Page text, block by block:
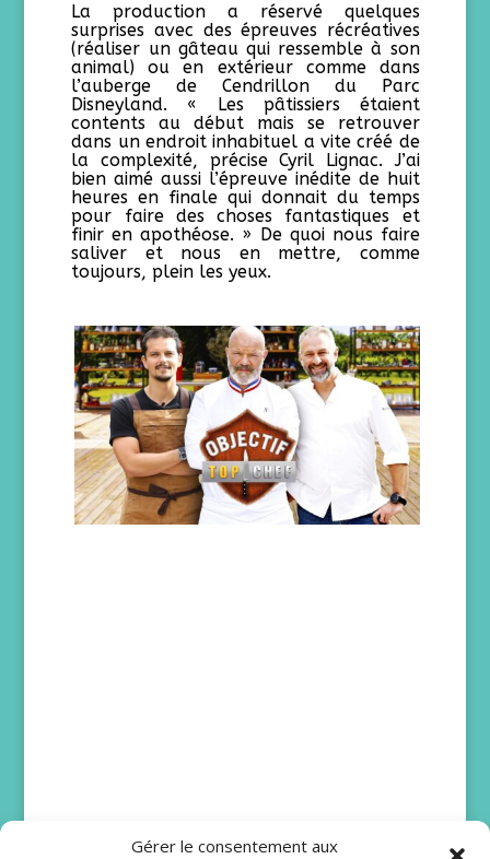
Gérer le consentement aux
La production a réservé quelques
surprises avec des épreuves récréatives
(réaliser un gâteau qui ressemble à son
animal) ou en extérieur comme dans
l’auberge de Cendrillon du Parc
Disneyland. « Les pâtissiers étaient
contents au début mais se retrouver
dans un endroit inhabituel a vite créé de
la complexité, précise Cyril Lignac. J’ai
bien aimé aussi l’épreuve inédite de huit
heures en finale qui donnait du temps
pour faire des choses fantastiques et
finir en apothéose. » De quoi nous faire
saliver et nous en mettre, comme
toujours, plein les yeux.